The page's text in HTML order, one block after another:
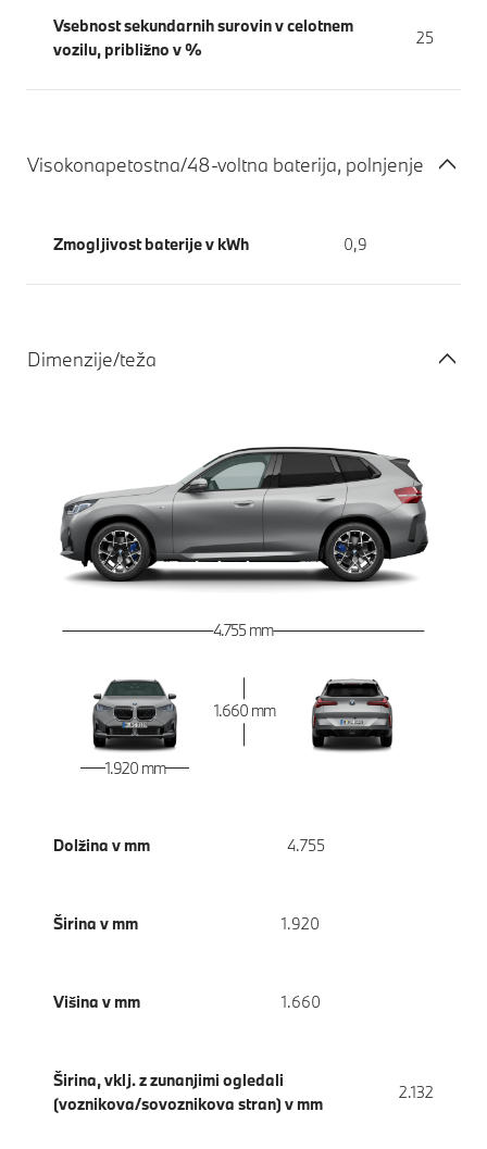
Vsebnost sekundarnih surovin v celotnem
vozilu, približno v %
25
Visokonapetostna/48-voltna baterija, polnjenje
Zmogljivost baterije v kWh 0,9
Dimenzije/teža
4.755 mm
1.920 mm
1.660 mm
Dolžina v mm 4.755
Širina v mm 1.920
Višina v mm 1.660
Širina, vklj. z zunanjimi ogledali
(voznikova/sovoznikova stran) v mm
2.132